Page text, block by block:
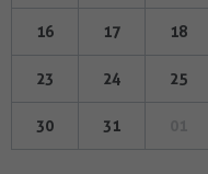
16 17 18
23 24 25
30 31